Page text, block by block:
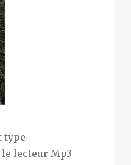
type
lecteur Mp3